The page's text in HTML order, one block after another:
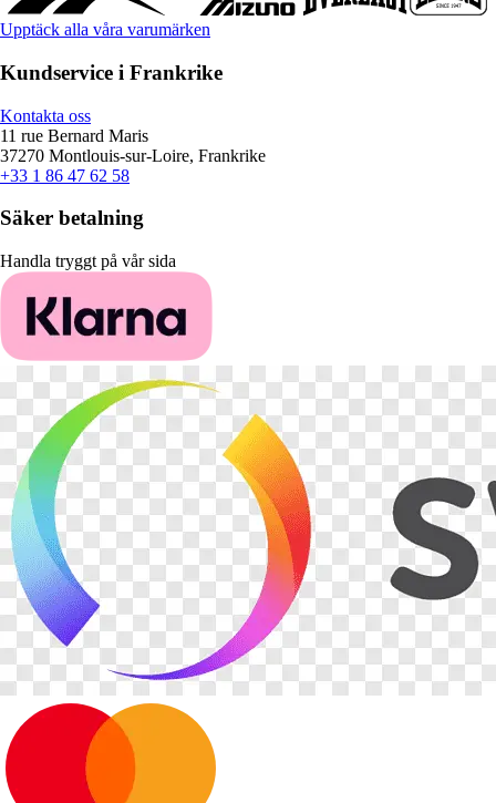
Upptäck alla våra varumärken
Kundservice i Frankrike
Kontakta oss
11 rue Bernard Maris
37270 Montlouis-sur-Loire, Frankrike
+33 1 86 47 62 58
Säker betalning
Handla tryggt på vår sida